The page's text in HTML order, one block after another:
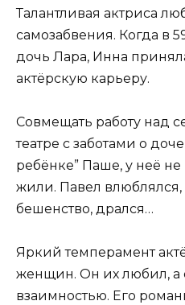
Талантливая актриса
самозабвения. Когда в
дочь Лара, Инна
актёрскую карьеру.
Совмещать работу над
театре с заботами о
ребёнке” Паше, у неё не
жили. Павел влюблялся,
бешенство, дрался…
Яркий темперамент
женщин. Он их любил, а
взаимностью. Его